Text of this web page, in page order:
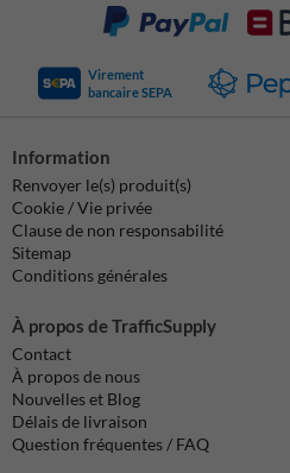
Virement
bancaire SEPA
Information
Renvoyer le(s) produit(s)
Cookie / Vie privée
Clause de non responsabilité
Sitemap
Conditions générales
À propos de TrafficSupply
Contact
À propos de nous
Nouvelles et Blog
Délais de livraison
Question fréquentes / FAQ